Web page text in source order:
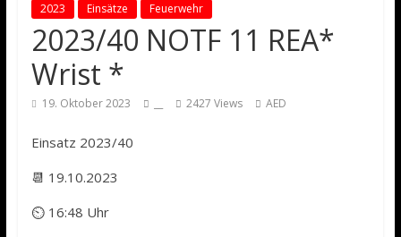
2023 Einsätze Feuerwehr
2023/40 NOTF 11 REA*
Wrist *
19. Oktober 2023 2427 Views AED
Einsatz 2023/40
📆 19.10.2023
⏲ 16:48 Uhr